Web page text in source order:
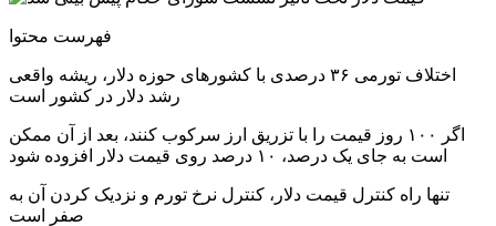
فهرست محتوا
اختلاف تورمی ۳۶ درصدی با کشورهای حوزه دلار، ریشه واقعی
رشد دلار در کشور است
اگر ۱۰۰ روز قیمت را با تزریق ارز سرکوب کنند، بعد از آن ممکن
است به جای یک درصد، ۱۰ درصد روی قیمت دلار افزوده شود
تنها راه کنترل قیمت دلار، کنترل نرخ تورم و نزدیک کردن آن به
صفر است